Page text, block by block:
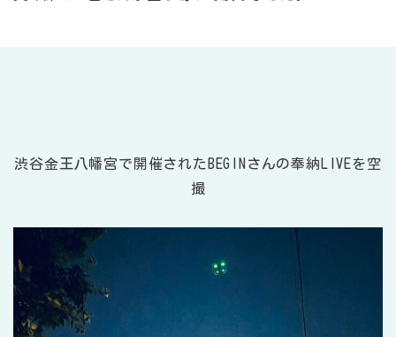
渋谷金王八幡宮で開催されたBEGINさんの奉納LIVEを空
撮